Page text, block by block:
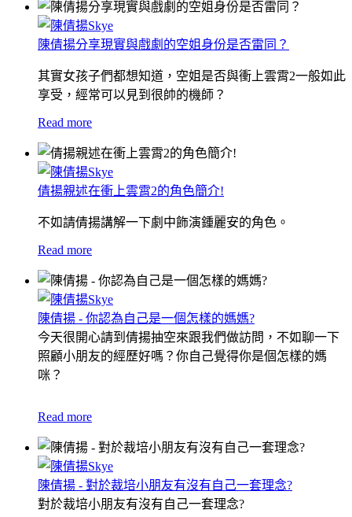
陳倩揚分享現實與戲劇的空姐身份是否雷同？
其實女孩子們都想知道，空姐是否與衝上雲霄2一般如此
享受，經常可以見到很帥的機師？
Read more
倩揚親述在衝上雲霄2的角色簡介!
不如請倩揚講解一下劇中飾演鍾麗安的角色。
Read more
陳倩揚 - 你認為自己是一個怎樣的媽媽?
今天很開心請到倩揚抽空來跟我們做訪問，不如聊一下
照顧小朋友的經歷好嗎？ 你自己覺得你是個怎樣的媽
咪？
Read more
陳倩揚 - 對於裁培小朋友有沒有自己一套理念?
對於裁培小朋友有沒有自己一套理念?